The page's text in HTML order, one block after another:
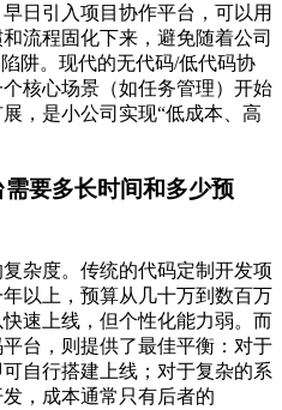
日引入项目协作平台，可以用
流程固化下来，避免随着公司
阱。现代的无代码/低代码协
核心场景（如任务管理）开始
，是小公司实现“低成本、高
要多长时间和多少预
杂度。传统的代码定制开发项
以上，预算从几十万到数百万
速上线，但个性化能力弱。而
台，则提供了最佳平衡：对于
自行搭建上线；对于复杂的系
，成本通常只有后者的